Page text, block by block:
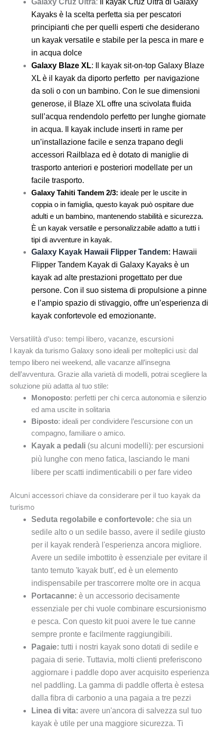
Galaxy Cruz Ultra:
Il kayak Cruz Ultra di Galaxy
Kayaks è la scelta perfetta sia per pescatori
principianti che per quelli esperti che desiderano
un kayak versatile e stabile per la pesca in mare e
in acqua dolce
Galaxy Blaze XL: Il kayak sit-on-top Galaxy Blaze
XL è il kayak da diporto perfetto per navigazione
da soli o con un bambino. Con le sue dimensioni
generose, il Blaze XL offre una scivolata fluida
sull’acqua rendendolo perfetto per lunghe giornate
in acqua. Il kayak include inserti in rame per
un’installazione facile e senza trapano degli
accessori Railblaza ed è dotato di maniglie di
trasporto anteriori e posteriori modellate per un
facile trasporto.
Galaxy Tahiti Tandem 2/3: ideale per le uscite in
coppia o in famiglia, questo kayak può ospitare due
adulti e un bambino, mantenendo stabilità e sicurezza.
È un kayak versatile e personalizzabile adatto a tutti i
tipi di avventure in kayak.
Galaxy Kayak Hawaii Flipper Tandem: Hawaii
Flipper Tandem Kayak di Galaxy Kayaks è un
kayak ad alte prestazioni progettato per due
persone. Con il suo sistema di propulsione a pinne
e l’ampio spazio di stivaggio, offre un’esperienza di
kayak confortevole ed emozionante.
Versatilità d'uso: tempi libero, vacanze, escursioni
I kayak da turismo Galaxy sono ideali per molteplici usi: dal
tempo libero nei weekend, alle vacanze all’insegna
dell’avventura. Grazie alla varietà di modelli, potrai scegliere la
soluzione più adatta al tuo stile:
Monoposto: perfetti per chi cerca autonomia e silenzio
ed ama uscite in solitaria
Biposto: ideali per condividere l’escursione con un
compagno, familiare o amico.
Kayak a pedali(su alcuni modelli): per escursioni
più lunghe con meno fatica, lasciando le mani
libere per scatti indimenticabili o per fare video
Alcuni accessori chiave da considerare per il tuo kayak da
turismo
Seduta regolabile e confortevole: che sia un
sedile alto o un sedile basso, avere il sedile giusto
per il kayak renderà l'esperienza ancora migliore.
Avere un sedile imbottito è essenziale per evitare il
tanto temuto 'kayak butt', ed è un elemento
indispensabile per trascorrere molte ore in acqua
Portacanne: è un accessorio decisamente
essenziale per chi vuole combinare escursionismo
e pesca. Con questo kit puoi avere le tue canne
sempre pronte e facilmente raggiungibili.
Pagaie: tutti i nostri kayak sono dotati di sedile e
pagaia di serie. Tuttavia, molti clienti preferiscono
aggiornare i paddle dopo aver acquisito esperienza
nel paddling. La gamma di paddle offerta è estesa
dalla fibra di carbonio a una pagaia a tre pezzi
Linea di vita: avere un'ancora di salvezza sul tuo
kayak è utile per una maggiore sicurezza. Ti